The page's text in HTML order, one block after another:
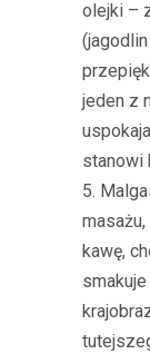
olejki –
jeden z
stanowi
5.
kawę,